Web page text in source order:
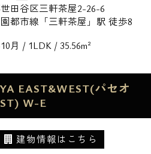
田谷区三軒茶屋2-26-6
都市線「三軒茶屋」駅 徒歩8
月 / 1LDK / 35.56m²
EAST&WEST(パセオ
W-E
建物情報はこちら